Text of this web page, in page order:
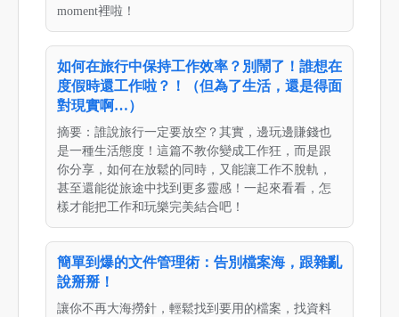
moment裡啦！
如何在旅行中保持工作效率？別鬧了！誰想在
度假時還工作啦？！（但為了生活，還是得面
對現實啊…）
摘要：誰說旅行一定要放空？其實，邊玩邊賺錢也
是一種生活態度！這篇不教你變成工作狂，而是跟
你分享，如何在放鬆的同時，又能讓工作不脫軌，
甚至還能從旅途中找到更多靈感！一起來看看，怎
樣才能把工作和玩樂完美結合吧！
簡單到爆的文件管理術：告別檔案海，跟雜亂
說掰掰！
讓你不再大海撈針，輕鬆找到要用的檔案，找資料